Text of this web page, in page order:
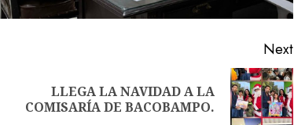
Next
LLEGA LA NAVIDAD A LA
COMISARÍA DE BACOBAMPO.